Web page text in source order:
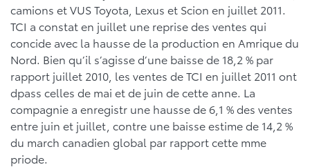
camions et VUS Toyota, Lexus et Scion en juillet 2011.
TCI a constat en juillet une reprise des ventes qui
concide avec la hausse de la production en Amrique du
Nord. Bien qu’il s’agisse d’une baisse de 18,2 % par
rapport juillet 2010, les ventes de TCI en juillet 2011 ont
dpass celles de mai et de juin de cette anne. La
compagnie a enregistr une hausse de 6,1 % des ventes
entre juin et juillet, contre une baisse estime de 14,2 %
du march canadien global par rapport cette mme
priode.